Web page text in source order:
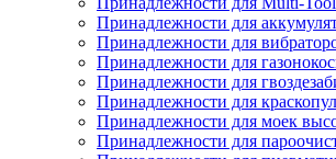
Принадлежности для
Принадлежности для
Принадлежности для
Принадлежности для
Принадлежности для
Принадлежности для моек
Принадлежности для